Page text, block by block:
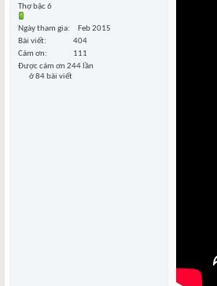
Thợ bậc 6
Ngày tham gia
Feb 2015
Bài viết
404
Cám ơn
111
Được cám ơn 244 lần
ở 84 bài viết